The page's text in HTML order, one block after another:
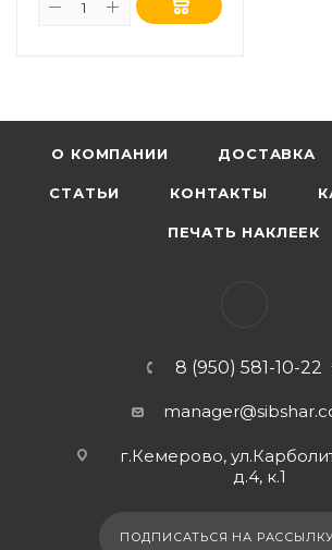
О КОМПАНИИ ДОСТАВКА
СТАТЬИ КОНТАКТЫ
ПЕЧАТЬ НАКЛЕЕК
8 (950) 581-10-22
г.Кемерово,
д.4, к.1
ПОДПИСАТЬСЯ НА РАССЫЛКУ